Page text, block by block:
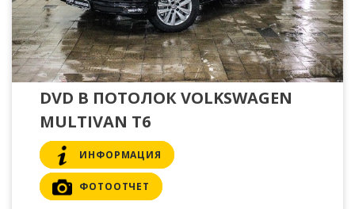
DVD В ПОТОЛОК VOLKSWAGEN
MULTIVAN T6
ИНФОРМАЦИЯ
ФОТООТЧЕТ